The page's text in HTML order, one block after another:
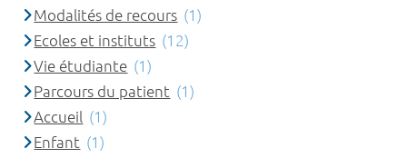
Modalités de recours (1)
Ecoles et instituts (12)
Vie étudiante (1)
Parcours du patient (1)
Accueil (1)
Enfant (1)